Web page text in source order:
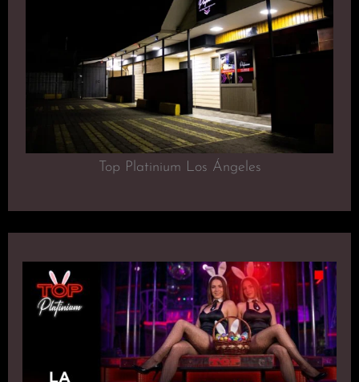
Top Platinium Los Ángeles